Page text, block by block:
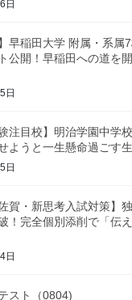
日
早稲田大学 附属・系属
公開！早稲田への道を
日
注目校】明治学園中学
ようと一生懸命過ごす
日
賀・新思考入試対策】
！完全個別添削で「伝
日
スト（0804)